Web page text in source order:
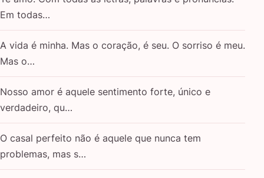
Em todas…
A vida é minha. Mas o coração, é seu. O sorriso é meu.
Mas o…
Nosso amor é aquele sentimento forte, único e
verdadeiro, qu…
O casal perfeito não é aquele que nunca tem
problemas, mas s…